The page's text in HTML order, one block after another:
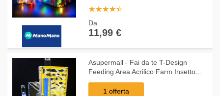
☆☆☆☆☆
★★★★★
Da
11,99 €
Asupermall - Fai da te T-Design
Feeding Area Acrilico Farm Insetto
Villa Pet Mania House Ant Nest
Regalo di compleanno regalo,Giallo,
1 offerta